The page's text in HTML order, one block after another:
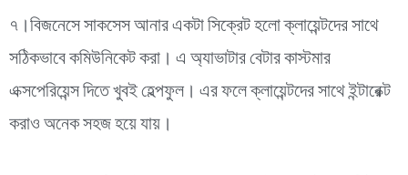
৭।বিজনেসে সাকসেস আনার একটা সিক্রেট হলো ক্লায়েন্টদের সাথে
সঠিকভাবে কমিউনিকেট করা। এ অ্যাভাটার বেটার কাস্টমার
এক্সপেরিয়েন্স দিতে খুবই হেল্পফুল। এর ফলে ক্লায়েন্টদের সাথে ইন্টারেক্ট
করাও অনেক সহজ হয়ে যায়।